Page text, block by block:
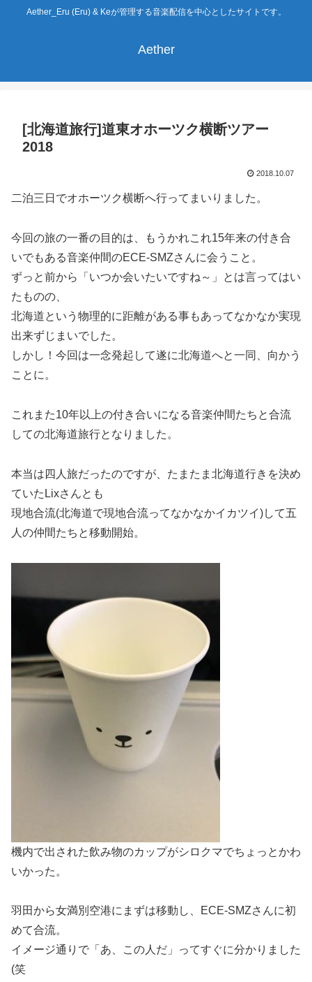
Aether_Eru (Eru) & Keが管理する音楽配信を中心としたサイトです。
Aether
[北海道旅行]道東オホーツク横断ツアー
2018
2018.10.07
二泊三日でオホーツク横断へ行ってまいりました。
今回の旅の一番の目的は、もうかれこれ15年来の付き合
いでもある音楽仲間のECE-SMZさんに会うこと。
ずっと前から「いつか会いたいですね～」とは言ってはい
たものの、
北海道という物理的に距離がある事もあってなかなか実現
出来ずじまいでした。
しかし！今回は一念発起して遂に北海道へと一同、向かう
ことに。
これまた10年以上の付き合いになる音楽仲間たちと合流
しての北海道旅行となりました。
本当は四人旅だったのですが、たまたま北海道行きを決め
ていたLixさんとも
現地合流(北海道で現地合流ってなかなかイカツイ)して五
人の仲間たちと移動開始。
機内で出された飲み物のカップがシロクマでちょっとかわ
いかった。
羽田から女満別空港にまずは移動し、ECE-SMZさんに初
めて合流。
イメージ通りで「あ、この人だ」ってすぐに分かりました
(笑